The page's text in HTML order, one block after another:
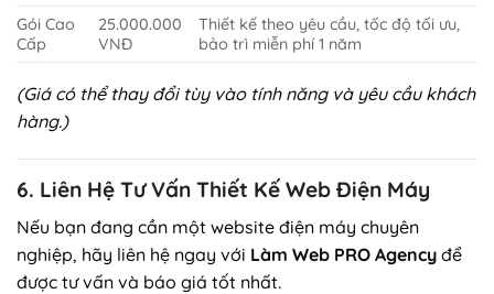
Gói Cao
Cấp
25.000.000
VNĐ
Thiết kế theo yêu cầu, tốc độ tối ưu,
bảo trì miễn phí 1 năm
(Giá có thể thay đổi tùy vào tính năng và yêu cầu khách
hàng.)
6. Liên Hệ Tư Vấn Thiết Kế Web Điện Máy
Nếu bạn đang cần một website điện máy chuyên
nghiệp, hãy liên hệ ngay với Làm Web PRO Agency để
được tư vấn và báo giá tốt nhất.